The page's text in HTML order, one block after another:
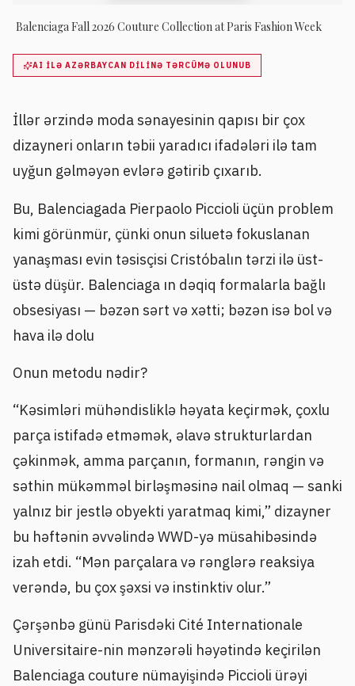
Balenciaga Fall 2026 Couture Collection at Paris Fashion Week
AI ILƏ AZƏRBAYCAN DILINƏ TƏRCÜMƏ OLUNUB
İllər ərzində moda sənayesinin qapısı bir çox
dizayneri onların təbii yaradıcı ifadələri ilə tam
uyğun gəlməyən evlərə gətirib çıxarıb.
Bu, Balenciagada Pierpaolo Piccioli üçün problem
kimi görünmür, çünki onun siluetə fokuslanan
yanaşması evin təsisçisi Cristóbalın tərzi ilə üst-
üstə düşür. Balenciaga ın dəqiq formalarla bağlı
obsesiyası — bəzən sərt və xətti; bəzən isə bol və
hava ilə dolu
Onun metodu nədir?
“Kəsimləri mühəndisliklə həyata keçirmək, çoxlu
parça istifadə etməmək, əlavə strukturlardan
çəkinmək, amma parçanın, formanın, rəngin və
səthin mükəmməl birləşməsinə nail olmaq — sanki
yalnız bir jestlə obyekti yaratmaq kimi,” dizayner
bu həftənin əvvəlində WWD-yə müsahibəsində
izah etdi. “Mən parçalara və rənglərə reaksiya
verəndə, bu çox şəxsi və instinktiv olur.”
Çərşənbə günü Parisdəki Cité Internationale
Universitaire-nin mənzərəli həyətində keçirilən
Balenciaga couture nümayişində Piccioli ürəyi